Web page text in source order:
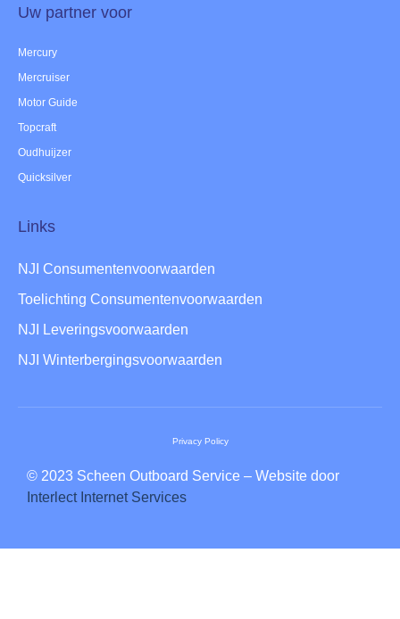
Uw partner voor
Mercury
Mercruiser
Motor Guide
Topcraft
Oudhuijzer
Quicksilver
Links
NJI Consumentenvoorwaarden
Toelichting Consumentenvoorwaarden
NJI Leveringsvoorwaarden
NJI Winterbergingsvoorwaarden
© 2023 Scheen Outboard Service – Website door
Interlect Internet Services
Privacy Policy